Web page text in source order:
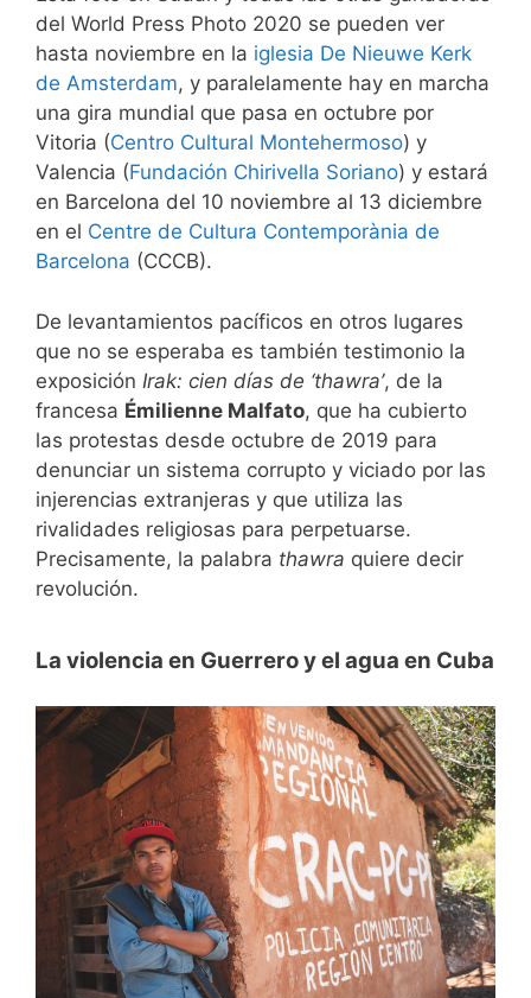
del World Press Photo 2020 se pueden ver
hasta noviembre en la iglesia De Nieuwe Kerk
de Amsterdam, y paralelamente hay en marcha
una gira mundial que pasa en octubre por
Vitoria (Centro Cultural Montehermoso) y
Valencia (Fundación Chirivella Soriano) y estará
en Barcelona del 10 noviembre al 13 diciembre
en el Centre de Cultura Contemporània de
Barcelona (CCCB).
De levantamientos pacíficos en otros lugares
que no se esperaba es también testimonio la
exposición Irak: cien días de ‘thawra’, de la
francesa Émilienne Malfato, que ha cubierto
las protestas desde octubre de 2019 para
denunciar un sistema corrupto y viciado por las
injerencias extranjeras y que utiliza las
rivalidades religiosas para perpetuarse.
Precisamente, la palabra thawra quiere decir
revolución.
La violencia en Guerrero y el agua en Cuba